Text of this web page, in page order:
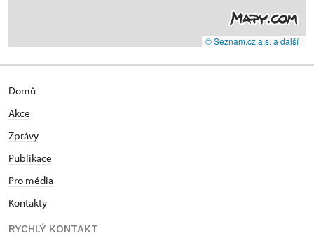
© Seznam.cz a.s. a další
Domů
Akce
Zprávy
Publikace
Pro média
Kontakty
RYCHLÝ KONTAKT